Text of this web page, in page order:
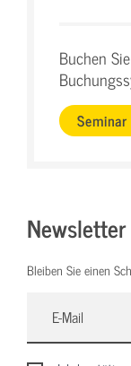
Buchen
Newsletter
Bleiben Sie einen